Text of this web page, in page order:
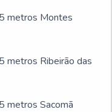
metros Montes
metros Ribeirão das
metros Sacomã